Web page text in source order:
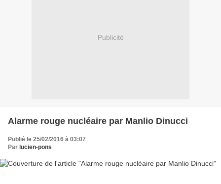
Publicité
Alarme rouge nucléaire par Manlio Dinucci
Publié le 25/02/2016 à 03:07
Par lucien-pons